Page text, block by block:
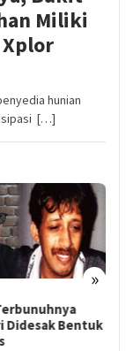
Miliki
hunian
[…]
»
Didesak Bentuk